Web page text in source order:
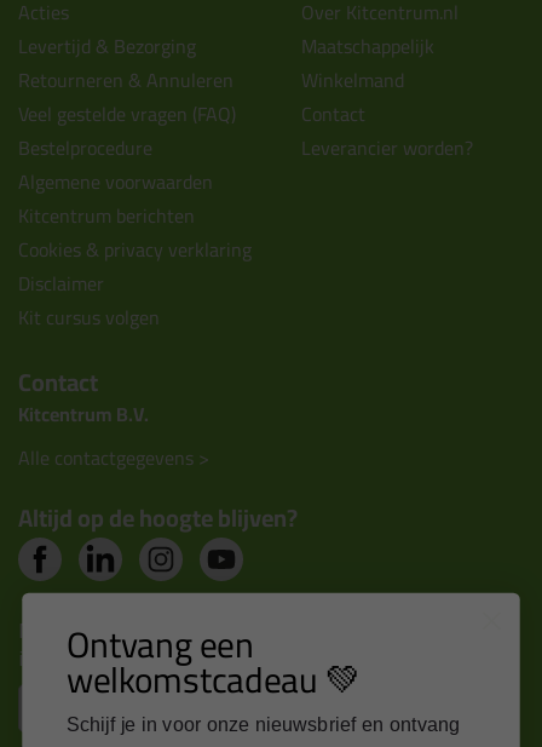
Acties
Levertijd & Bezorging
Retourneren & Annuleren
Veel gestelde vragen (FAQ)
Bestelprocedure
Algemene voorwaarden
Kitcentrum berichten
Cookies & privacy verklaring
Disclaimer
Kit cursus volgen
Over Kitcentrum.nl
Maatschappelijk
Winkelmand
Contact
Leverancier worden?
Contact
Kitcentrum B.V.
Alle contactgegevens >
Altijd op de hoogte blijven?
Nieuws, tips en exclusieve deals rechtstreeks in je
inbox Ontvang een
welkomstcadeau 💚
Schijf je in voor onze nieuwsbrief en ontvang